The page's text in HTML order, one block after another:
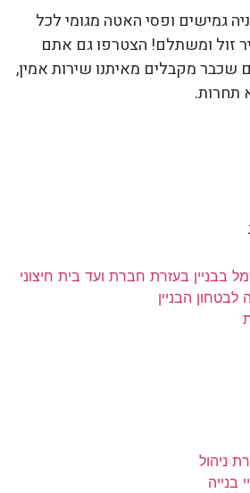
גמישים ופסי האטה מגומי לכל
זול ומשתלם! הצטרפו גם אתם
שכבר מקבלים מאיתנו שירות אמין,
תחרות.
בבניין בעזרת חברת ועד בית חיצוני
לבטחון הבניין
ניהול
בנייה